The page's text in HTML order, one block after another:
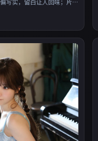
写实，留白让人回味；片
大。主演以演技派为主，
物关系的观众加入片单。